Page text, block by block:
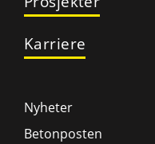
Karriere
Nyheter
Betonposten